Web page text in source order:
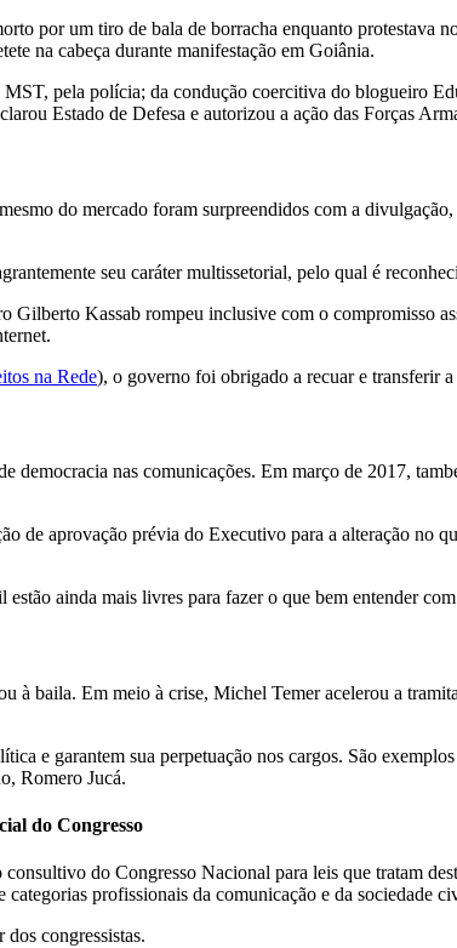
por um tiro de bala de borracha enquanto protestava
na cabeça durante manifestação em Goiânia.
pela polícia; da condução coercitiva do blogueiro
Estado de Defesa e autorizou a ação das Forças
do mercado foram surpreendidos com a
seu caráter multissetorial, pelo qual é
Gilberto Kassab rompeu inclusive com o compromisso
na Rede), o governo foi obrigado a recuar e transferir
democracia nas comunicações. Em março de 2017,
de aprovação prévia do Executivo para a alteração no
ainda mais livres para fazer o que bem entender
baila. Em meio à crise, Michel Temer acelerou a
e garantem sua perpetuação nos cargos. São
Romero Jucá.
do Congresso
do Congresso Nacional para leis que tratam
categorias profissionais da comunicação e da sociedade
congressistas.